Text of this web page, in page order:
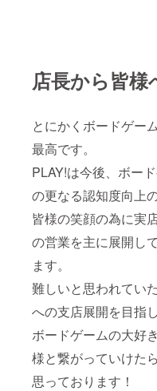
店長から皆様
とにかくボードゲー
最高です。
PLAY!は今後、ボー
の更なる認知度向上
皆様の笑顔の為に実
の営業を主に展開し
ます。
難しいと思われてい
への支店展開を目指し
ボードゲームの大好
様と繋がっていけた
思っております！